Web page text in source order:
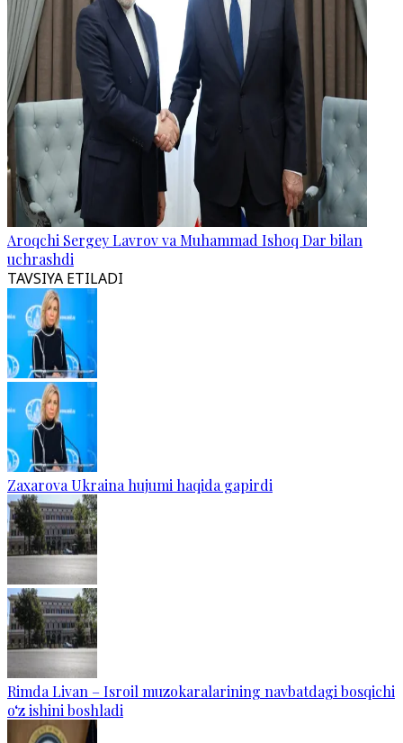
Aroqchi Sergey Lavrov va Muhammad Ishoq Dar bilan
uchrashdi
TAVSIYA ETILADI
Zaxarova Ukraina hujumi haqida gapirdi
Rimda Livan – Isroil muzokaralarining navbatdagi bosqichi
o‘z ishini boshladi